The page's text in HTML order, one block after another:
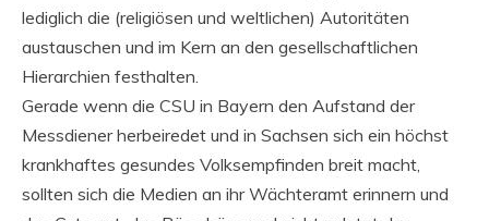
lediglich die (religiösen und weltlichen) Autoritäten
austauschen und im Kern an den gesellschaftlichen
Hierarchien festhalten.
Gerade wenn die CSU in Bayern den Aufstand der
Messdiener herbeiredet und in Sachsen sich ein höchst
krankhaftes gesundes Volksempfinden breit macht,
sollten sich die Medien an ihr Wächteramt erinnern und